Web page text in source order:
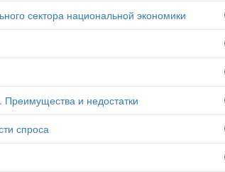
сектора национальной экономики
Преимущества и недостатки
спроса